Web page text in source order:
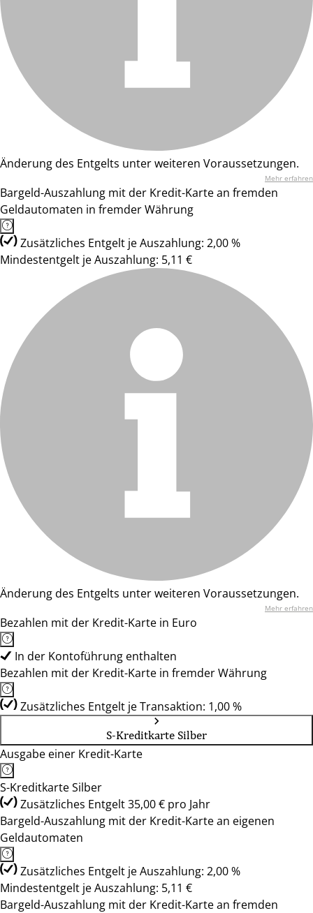
Änderung des Entgelts unter weiteren Voraussetzungen.
Mehr erfahren
Bargeld-Auszahlung mit der Kredit-Karte an fremden
Geldautomaten in fremder Währung
Zusätzliches Entgelt je Auszahlung: 2,00 %
Mindestentgelt je Auszahlung: 5,11 €
Änderung des Entgelts unter weiteren Voraussetzungen.
Mehr erfahren
Bezahlen mit der Kredit-Karte in Euro
In der Kontoführung enthalten
Bezahlen mit der Kredit-Karte in fremder Währung
Zusätzliches Entgelt je Transaktion: 1,00 %
S-Kreditkarte Silber
Ausgabe einer Kredit-Karte
S-Kreditkarte Silber
Zusätzliches Entgelt 35,00 € pro Jahr
Bargeld-Auszahlung mit der Kredit-Karte an eigenen
Geldautomaten
Zusätzliches Entgelt je Auszahlung: 2,00 %
Mindestentgelt je Auszahlung: 5,11 €
Bargeld-Auszahlung mit der Kredit-Karte an fremden